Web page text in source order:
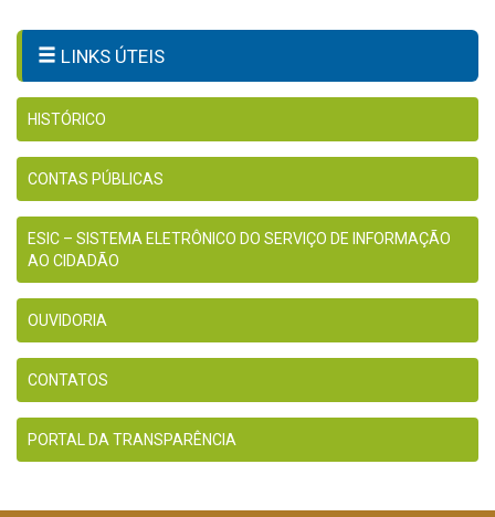
LINKS ÚTEIS
HISTÓRICO
CONTAS PÚBLICAS
ESIC – SISTEMA ELETRÔNICO DO SERVIÇO DE INFORMAÇÃO
AO CIDADÃO
OUVIDORIA
CONTATOS
PORTAL DA TRANSPARÊNCIA